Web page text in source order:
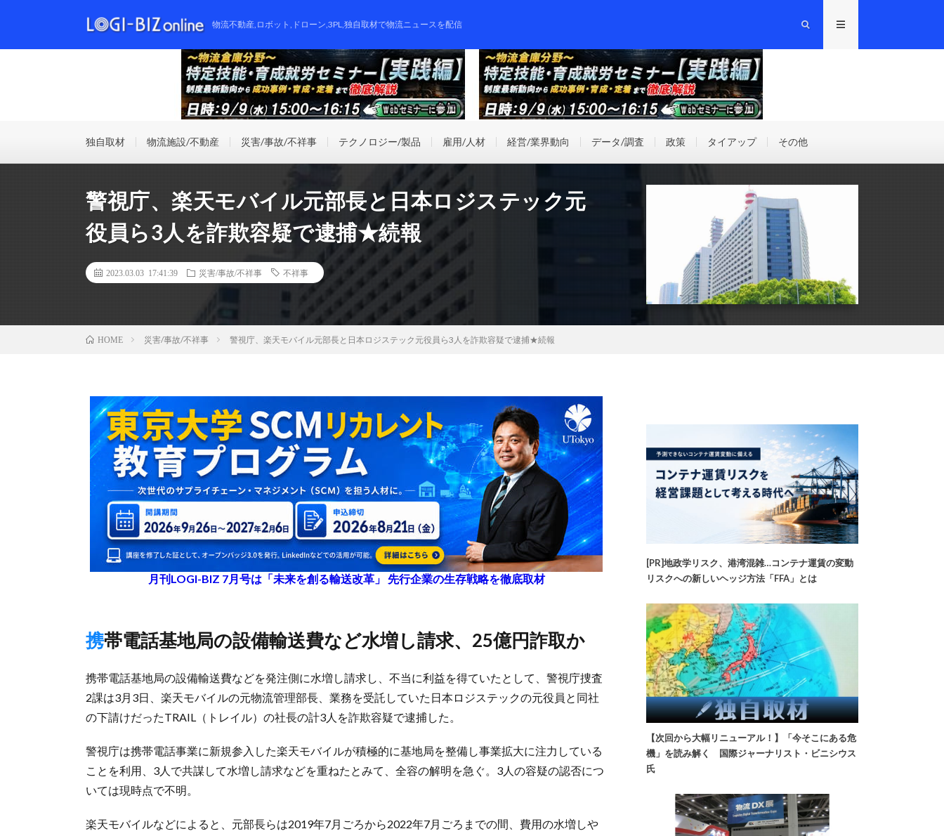
物流不動産,ロボット,ドローン,3PL,独自取材で物流ニュースを配信
独自取材 物流施設/不動産 災害/事故/不祥事 テクノロジー/製品 雇用/人材 経営/業界動向 データ/調査 政策 タイアップ その他
警視庁、楽天モバイル元部長と日本ロジステック元
役員ら3人を詐欺容疑で逮捕★続報
2023.03.03 17:41:39 災害/事故/不祥事 不祥事
HOME 災害/事故/不祥事 警視庁、楽天モバイル元部長と日本ロジステック元役員ら3人を詐欺容疑で逮捕★続報
月刊LOGI-BIZ 7月号は「未来を創る輸送改革」 先行企業の生存戦略を徹底取材
携帯電話基地局の設備輸送費など水増し請求、25億円詐取か
携帯電話基地局の設備輸送費などを発注側に水増し請求し、不当に利益を得ていたとして、警視庁捜査
2課は3月3日、楽天モバイルの元物流管理部長、業務を受託していた日本ロジステックの元役員と同社
の下請けだったTRAIL（トレイル）の社長の計3人を詐欺容疑で逮捕した。
警視庁は携帯電話事業に新規参入した楽天モバイルが積極的に基地局を整備し事業拡大に注力している
ことを利用、3人で共謀して水増し請求などを重ねたとみて、全容の解明を急ぐ。3人の容疑の認否につ
いては現時点で不明。
楽天モバイルなどによると、元部長らは2019年7月ごろから2022年7月ごろまでの間、費用の水増しや
[PR]地政学リスク、港湾混雑…コンテナ運賃の変動
リスクへの新しいヘッジ方法「FFA」とは
【次回から大幅リニューアル！】「今そこにある危
機」を読み解く 国際ジャーナリスト・ビニシウス
氏